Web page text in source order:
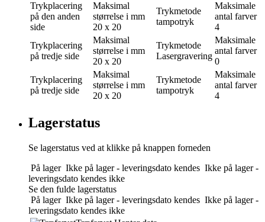
Trykplacering
på den anden
side
Maksimal
størrelse i mm
20 x 20
Trykmetode
tampotryk
Maksimale
antal farver
4
Trykplacering
på tredje side
Maksimal
størrelse i mm
20 x 20
Trykmetode
Lasergravering
Maksimale
antal farver
0
Trykplacering
på tredje side
Maksimal
størrelse i mm
20 x 20
Trykmetode
tampotryk
Maksimale
antal farver
4
Lagerstatus
Se lagerstatus ved at klikke på knappen forneden
På lager Ikke på lager - leveringsdato kendes Ikke på lager -
leveringsdato kendes ikke
Se den fulde lagerstatus
På lager Ikke på lager - leveringsdato kendes Ikke på lager -
leveringsdato kendes ikke